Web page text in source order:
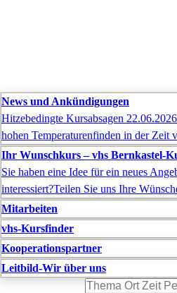
News und Ankündigungen
Hitzebedingte Kursabsagen
hohen Temperaturenfinden in der Zeit
Ihr Wunschkurs – vhs Bernkastel-
Sie haben eine Idee für ein neues
interessiert?Teilen Sie uns Ihre
Mitarbeiten
vhs-Kursfinder
Kooperationspartner
Leitbild-Wir über uns